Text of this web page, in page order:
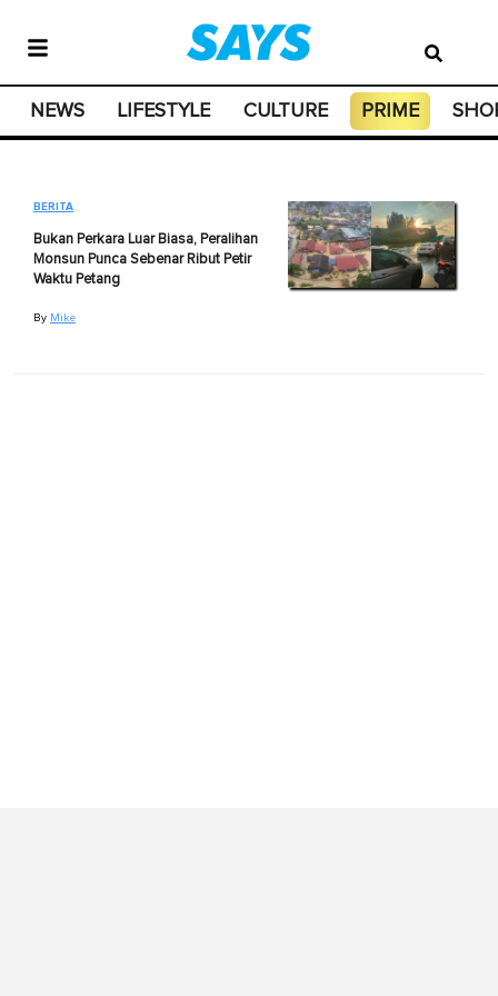
NEWS LIFESTYLE CULTURE PRIME
BERITA
Bukan Perkara Luar Biasa, Peralihan
Monsun Punca Sebenar Ribut Petir
Waktu Petang
By Mike